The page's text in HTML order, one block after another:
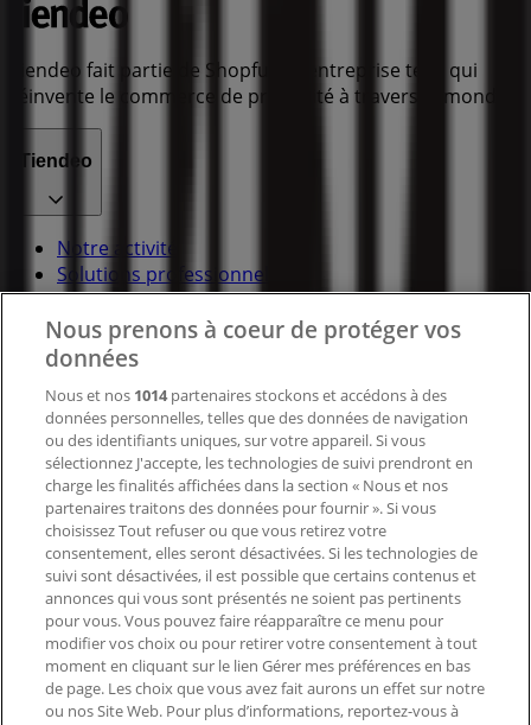
Tiendeo fait partie de Shopfully, l'entreprise tech qui
réinvente le commerce de proximité à travers le monde.
Tiendeo
Notre activité
Solutions professionnelles
Nouvelles et médias
Travaillez avec nous
Contactez-nous
Demande marketing et professionnelle
Magasin mal situé sur la carte
Signaler un prospectus
Vous rencontrez un problème technique sur l’appli
ou le site?
Index
Nous prenons à coeur de protéger vos
données
Nous et nos 1014partenaires stockons et accédons à des
données personnelles, telles que des données de navigation
ou des identifiants uniques, sur votre appareil. Si vous
sélectionnez J'accepte, les technologies de suivi prendront en
charge les finalités affichées dans la section « Nous et nos
partenaires traitons des données pour fournir ». Si vous
choisissez Tout refuser ou que vous retirez votre
consentement, elles seront désactivées. Si les technologies de
suivi sont désactivées, il est possible que certains contenus et
annonces qui vous sont présentés ne soient pas pertinents
pour vous. Vous pouvez faire réapparaître ce menu pour
modifier vos choix ou pour retirer votre consentement à tout
moment en cliquant sur le lien Gérer mes préférences en bas
de page. Les choix que vous avez fait aurons un effet sur notre
ou nos Site Web. Pour plus d’informations, reportez-vous à